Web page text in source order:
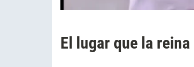
El lugar que la